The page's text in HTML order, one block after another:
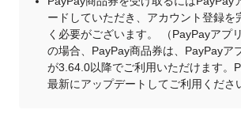
ードしていただき、アカウント登録を
く必要がございます。 （PayPayアプ
の場合、PayPay商品券は、PayPayア
が3.64.0以降でご利用いただけます。
最新にアップデートしてご利用くださ